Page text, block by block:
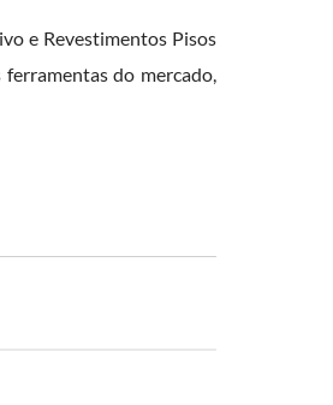
e Revestimentos Pisos
do mercado,